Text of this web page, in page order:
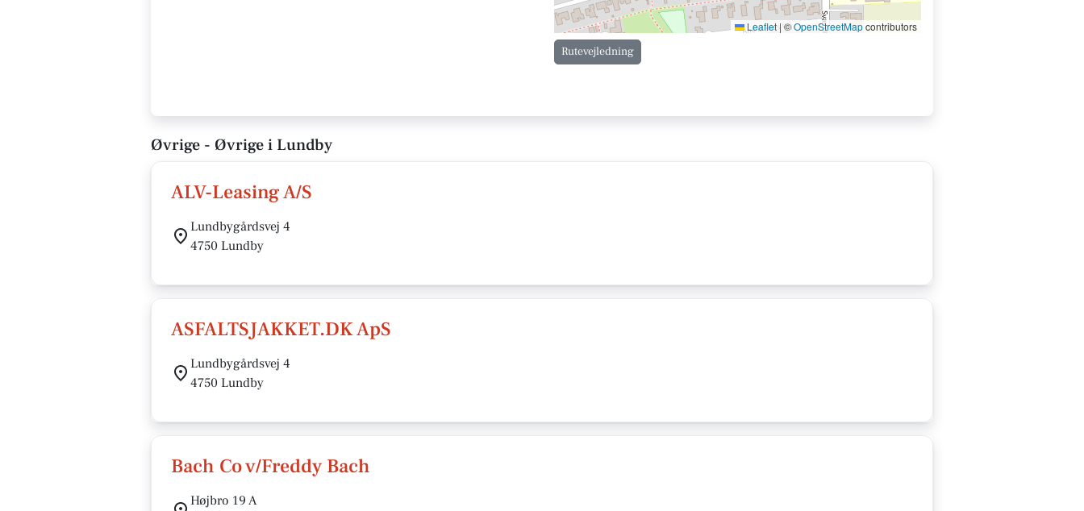
Leaflet|©OpenStreetMapcontributors
Rutevejledning
Øvrige - Øvrige i Lundby
ALV-Leasing A/S
Lundbygårdsvej 4
4750 Lundby
ASFALTSJAKKET.DK ApS
Lundbygårdsvej 4
4750 Lundby
Bach Co v/Freddy Bach
Højbro 19 A